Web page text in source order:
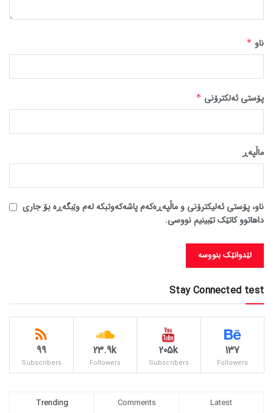
ناو *
پۆستی ئەلکترۆنی *
ماڵپه‌ڕ
ناو، پۆستی ئەلیکترۆنی و ماڵپەڕەکەم پاشەکەوتبکە لەم وێبگەڕە بۆ جاری
داهاتوو کاتێک تێبینیم نووسی.
Stay Connected test
137
Followers
205k
Subscribers
23.9k
Followers
99
Subscribers
Trending Comments Latest